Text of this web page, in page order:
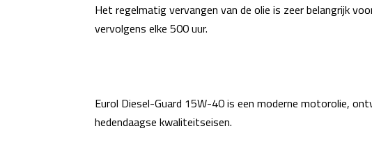
Het regelmatig vervangen van de olie is zeer belangrijk
vervolgens elke 500 uur.
Eurol Diesel-Guard 15W-40 is een moderne motorolie,
hedendaagse kwaliteitseisen.